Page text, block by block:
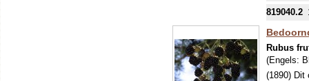
819040.2
Rubus
(Engels:
(1890) Dit